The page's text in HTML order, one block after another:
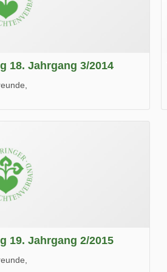
18. Jahrgang 3/2014
Lesen.
19. Jahrgang 2/2015